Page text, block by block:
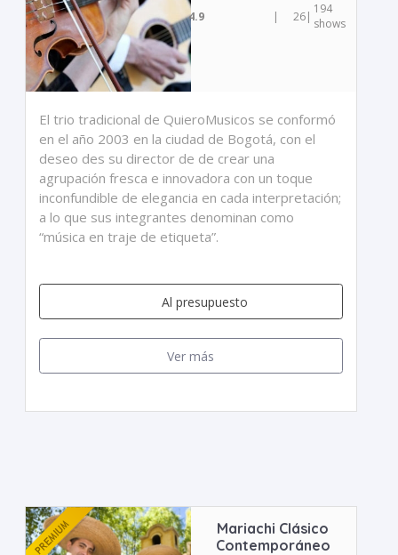
4.9 | 26| 194
shows
El trio tradicional de QuieroMusicos se conformó
en el año 2003 en la ciudad de Bogotá, con el
deseo des su director de de crear una
agrupación fresca e innovadora con un toque
inconfundible de elegancia en cada interpretación;
a lo que sus integrantes denominan como
“música en traje de etiqueta”.
Al presupuesto
Ver más
Mariachi Clásico
Contemporáneo